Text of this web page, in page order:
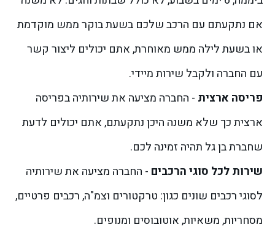
אם נתקעתם עם הרכב שלכם בשעת בוקר ממש מוקדמת
או בשעת לילה ממש מאוחרת, אתם יכולים ליצור קשר
עם החברה ולקבל שירות מיידי.
פריסה ארצית - החברה מציעה את שירותיה בפריסה
ארצית כך שלא משנה היכן נתקעתם, אתם יכולים לדעת
שחברת בן גל תהיה זמינה לכם.
שירות לכל סוגי הרכבים - החברה מציעה את שירותיה
לסוגי רכבים שונים כגון: טרקטורים וצמ"ה, רכבים פרטיים,
מסחריות, משאיות, אוטובוסים ומנופים.